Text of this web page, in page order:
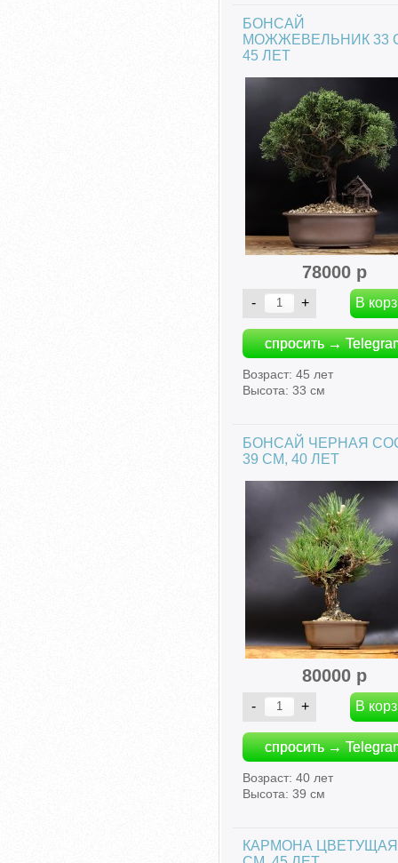
БОНСАЙ
МОЖЖЕВЕЛЬНИК 33
45 ЛЕТ
78000 р
спросить →
Возраст: 45 лет
Высота: 33 см
БОНСАЙ ЧЕРНАЯ
39 СМ, 40 ЛЕТ
80000 р
спросить →
Возраст: 40 лет
Высота: 39 см
КАРМОНА ЦВЕТУЩАЯ